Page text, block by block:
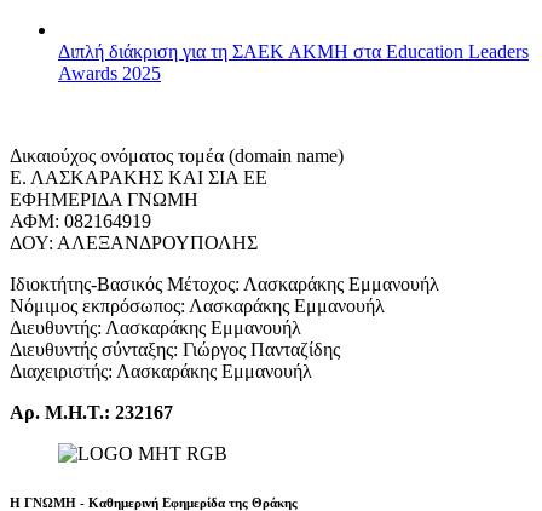
Διπλή διάκριση για τη ΣΑΕΚ ΑΚΜΗ στα Education Leaders
Awards 2025
Δικαιούχος ονόματος τομέα (domain name)
Ε. ΛΑΣΚΑΡΑΚΗΣ ΚΑΙ ΣΙΑ ΕΕ
ΕΦΗΜΕΡΙΔΑ ΓΝΩΜΗ
ΑΦΜ: 082164919
ΔΟΥ: ΑΛΕΞΑΝΔΡΟΥΠΟΛΗΣ
Ιδιοκτήτης-Βασικός Μέτοχος: Λασκαράκης Εμμανουήλ
Νόμιμος εκπρόσωπος: Λασκαράκης Εμμανουήλ
Διευθυντής: Λασκαράκης Εμμανουήλ
Διευθυντής σύνταξης: Γιώργος Πανταζίδης
Διαχειριστής: Λασκαράκης Εμμανουήλ
Αρ. Μ.Η.Τ.: 232167
Η ΓΝΩΜΗ - Καθημερινή Εφημερίδα της Θράκης